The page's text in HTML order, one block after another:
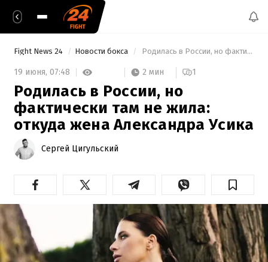
Fight News 24 Новости бокса Родилась в России, но фактически там не жила: откуда жена Александра Усика
19 июня, 07:48 2 мин 1
Родилась в России, но
фактически там не жила:
откуда жена Александра Усика
Сергей Цигульский